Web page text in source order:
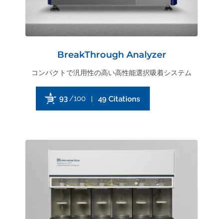
BreakThrough Analyzer
コンパクトで汎用性の高い高性能選択吸着システム
93/100 49 Citations